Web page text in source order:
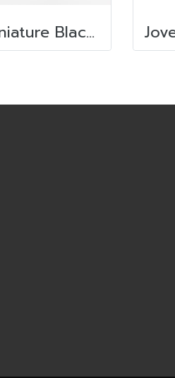
Jove Miniature Black 14g